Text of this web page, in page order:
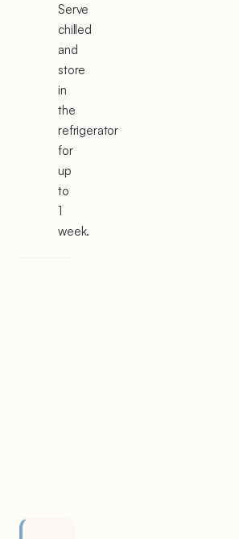
Serve
chilled
and
store
in
the
refrigerator
for
up
to
1
week.